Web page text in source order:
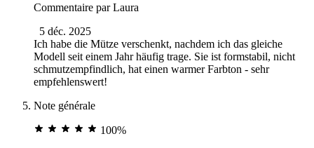
Commentaire parLaura
5 déc. 2025
Ich habe die Mütze verschenkt, nachdem ich das gleiche
Modell seit einem Jahr häufig trage. Sie ist formstabil, nicht
schmutzempfindlich, hat einen warmer Farbton - sehr
empfehlenswert!
Note générale
100%